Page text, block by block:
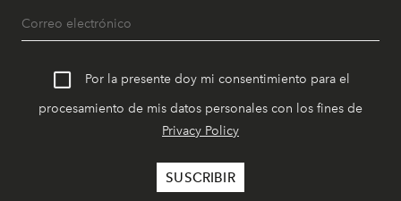
Por la presente doy mi consentimiento para el
procesamiento de mis datos personales con los fines de
Privacy Policy